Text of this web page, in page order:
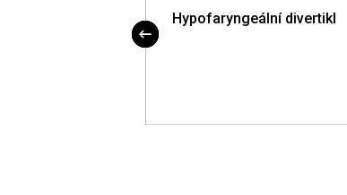
Hypofaryngeální divertikl